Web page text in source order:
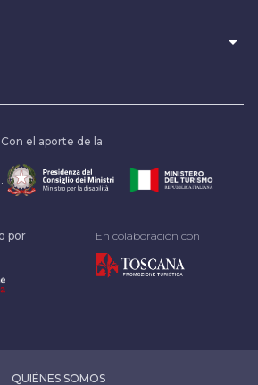
arrow_drop_down
Con el aporte de la
.
por En colaboración con
QUIÉNES SOMOS